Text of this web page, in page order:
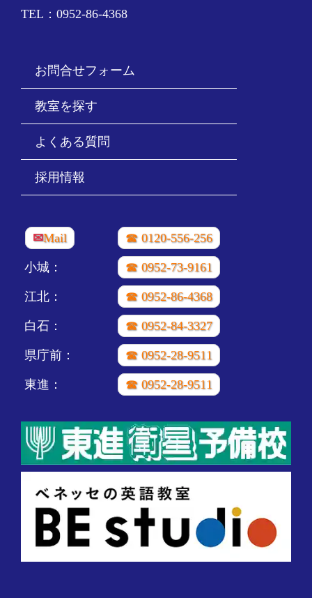
TEL：0952-86-4368
お問合せフォーム
教室を探す
よくある質問
採用情報
✉Mail ☎ 0120-556-256
小城： ☎ 0952-73-9161
江北： ☎ 0952-86-4368
白石： ☎ 0952-84-3327
県庁前： ☎ 0952-28-9511
東進： ☎ 0952-28-9511